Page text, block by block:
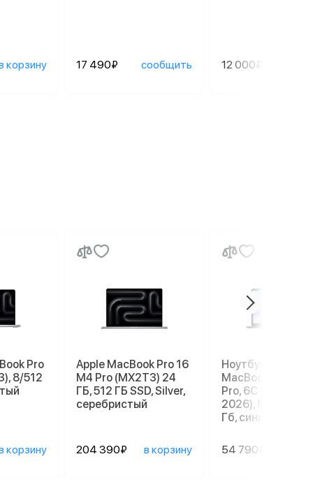
корзину 17 490₽ сообщить 12 000₽
Pro
8/512
корзину
Apple MacBook Pro 16
M4 Pro (MX2T3) 24
ГБ, 512 ГБ SSD, Silver,
серебристый
204 390₽ в корзину
Ноутбук Apple
MacBook Neo 13"
Pro, 6C СPU/5С
2026), MHFF4,
Гб, синий индиго
54 790₽